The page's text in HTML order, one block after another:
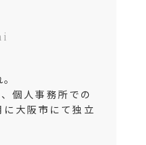
個人事務所での
大阪市にて独立